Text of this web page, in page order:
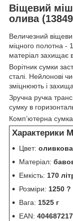
Віщевий
олива
Величезний
міцного полотна -
матеріал захищає
Ворітник сумки
сталі. Нейлонові
зміцнюють і
Зручна ручка
сумку в
Комп’ютерна
Характерики
Цвет: оливкова
Матеріал:
Емкість: 170
Розміри: 1250
Вага: 1525 г
EAN: